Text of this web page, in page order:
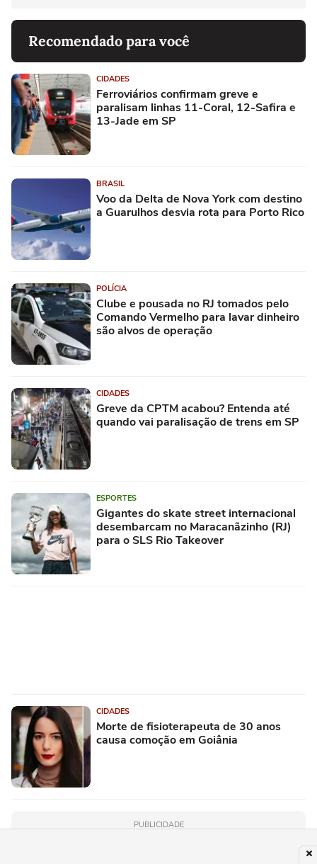
Recomendado para você
CIDADES
Ferroviários confirmam greve e
paralisam linhas 11-Coral, 12-Safira e
13-Jade em SP
BRASIL
Voo da Delta de Nova York com destino
a Guarulhos desvia rota para Porto Rico
POLÍCIA
Clube e pousada no RJ tomados pelo
Comando Vermelho para lavar dinheiro
são alvos de operação
CIDADES
Greve da CPTM acabou? Entenda até
quando vai paralisação de trens em SP
ESPORTES
Gigantes do skate street internacional
desembarcam no Maracanãzinho (RJ)
para o SLS Rio Takeover
CIDADES
Morte de fisioterapeuta de 30 anos
causa comoção em Goiânia
PUBLICIDADE